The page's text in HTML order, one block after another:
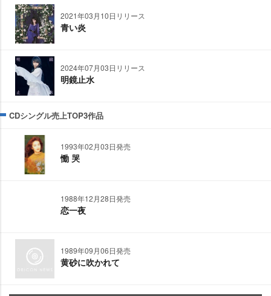
2021年03月10日リリース
青い炎
2024年07月03日リリース
明鏡止水
CDシングル売上TOP3作品
1993年02月03日発売
慟 哭
1988年12月28日発売
恋一夜
1989年09月06日発売
黄砂に吹かれて